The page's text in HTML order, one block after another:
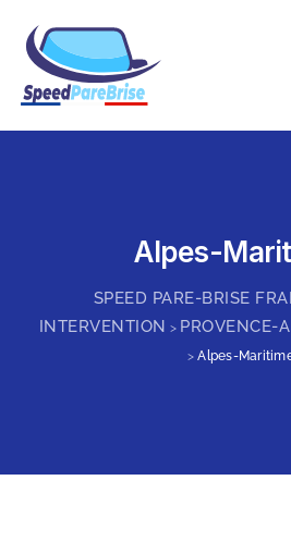
content
Speed Pare-Brise France
Alpes-
SPEED PARE-BRISE
INTERVENTION > PROVENCE-
>Alpes-